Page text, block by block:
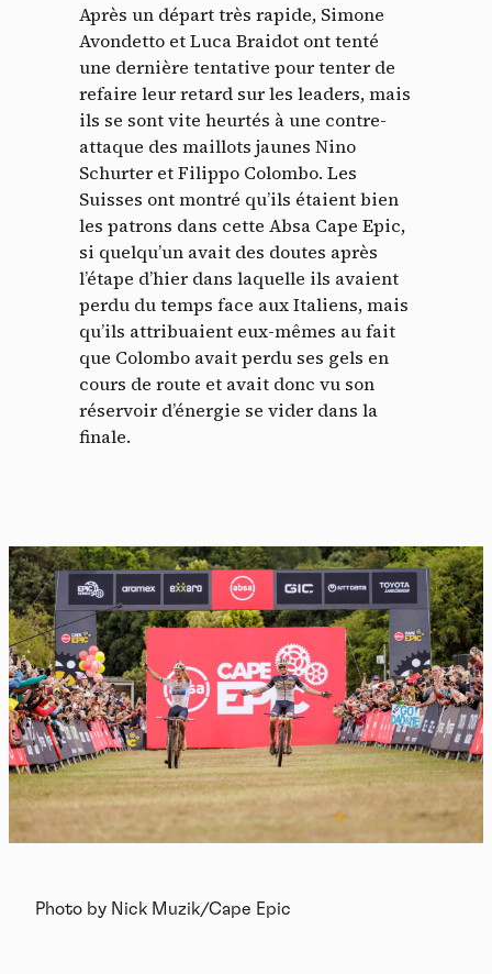
Après un départ très rapide, Simone
Avondetto et Luca Braidot ont tenté
une dernière tentative pour tenter de
refaire leur retard sur les leaders, mais
ils se sont vite heurtés à une contre-
attaque des maillots jaunes Nino
Schurter et Filippo Colombo. Les
Suisses ont montré qu’ils étaient bien
les patrons dans cette Absa Cape Epic,
si quelqu’un avait des doutes après
l’étape d’hier dans laquelle ils avaient
perdu du temps face aux Italiens, mais
qu’ils attribuaient eux-mêmes au fait
que Colombo avait perdu ses gels en
cours de route et avait donc vu son
réservoir d’énergie se vider dans la
finale.
Photo by Nick Muzik/Cape Epic